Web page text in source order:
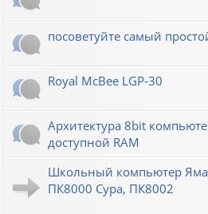
посоветуйте самый
Royal McBee LGP-30
Архитектура 8bit
доступной RAM
Школьный компьютер
ПК8000 Сура, ПК8002